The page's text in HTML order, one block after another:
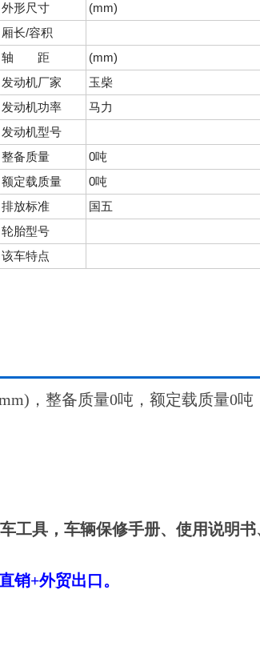
外形尺寸
(mm)
厢长/容积
轴 距
(mm)
发动机厂家
玉柴
发动机功率
马力
发动机型号
整备质量
0吨
额定载质量
0吨
排放标准
国五
轮胎型号
该车特点
，整备质量0吨，额定载质量0
工具，车辆保修手册、使用说明
销+外贸出口。